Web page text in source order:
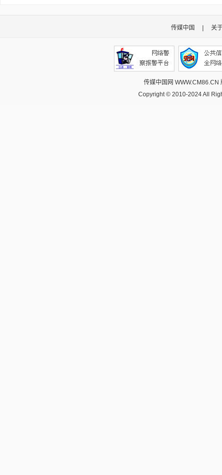
传媒中国 关
传媒中国网
Copyright © 2010-2024 All